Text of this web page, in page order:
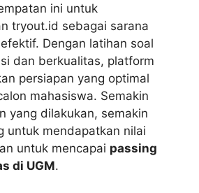
ini untuk
tryout.id sebagai sarana
Dengan latihan soal
dan berkualitas, platform
persiapan yang optimal
mahasiswa. Semakin
yang dilakukan, semakin
untuk mendapatkan nilai
untuk mencapai passing
di UGM.